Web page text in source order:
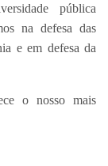
pública
na defesa das
e em defesa da
o nosso mais